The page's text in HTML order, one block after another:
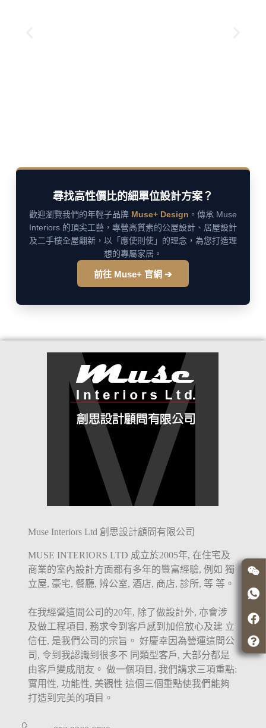
尋找高性價比的細單位設計方案？
歡迎瀏覽我們的年輕子品牌 Muse+ Design 。傳承 Muse
Interiors 的頂尖工藝，專營高質素的公屋設計、居屋設計
及二手樓全屋翻新，以「應使則使」的理念，為您打造理
想的專屬家居。
前往 Muse+ 官網 ➔
Muse Interiors Ltd 創思設計顧問有限公司
MUSE INTERIORS LTD 成立於2005年, 在住宅及
商業的室內設計方面都有多年的豐富經驗, 例如 獨
立屋, 豪宅, 餐廳, 辨公室, 酒店, 商店, 診所, 等 等。
在我經營這間公司的20年, 除了做設計外, 亦會涉
及做工程項目, 務求令到客戶感到加倍放心及建 立
信任, 是我們公司的宗旨。 好慶幸因為營運這間公
司, 令到我認識到很多不 同類型客戶, 大部分都是
由客戶變成朋友。 做一個項目, 我們講求三項重點:
實用性, 功能性, 美觀性 這個三個重點使我們能夠
打造到完美的項目。